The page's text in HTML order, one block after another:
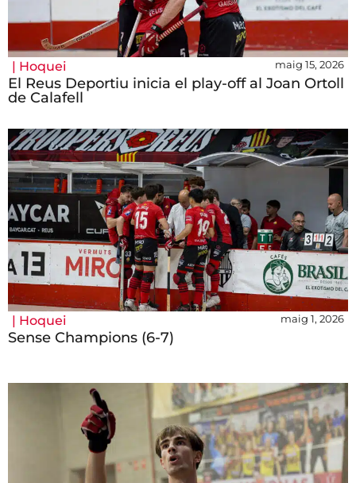
| Hoquei maig 15, 2026
El Reus Deportiu inicia el play-off al Joan Ortoll
de Calafell
| Hoquei maig 1, 2026
Sense Champions (6-7)